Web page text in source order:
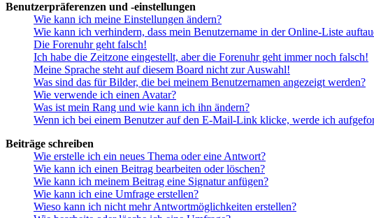
Benutzerpräferenzen und -einstellungen
Wie kann ich meine Einstellungen ändern?
Wie kann ich verhindern, dass mein Benutzername in der Online-Liste
Die Forenuhr geht falsch!
Ich habe die Zeitzone eingestellt, aber die Forenuhr geht immer noch falsch!
Meine Sprache steht auf diesem Board nicht zur Auswahl!
Was sind das für Bilder, die bei meinem Benutzernamen angezeigt werden?
Wie verwende ich einen Avatar?
Was ist mein Rang und wie kann ich ihn ändern?
Wenn ich bei einem Benutzer auf den E-Mail-Link klicke, werde ich
Beiträge schreiben
Wie erstelle ich ein neues Thema oder eine Antwort?
Wie kann ich einen Beitrag bearbeiten oder löschen?
Wie kann ich meinem Beitrag eine Signatur anfügen?
Wie kann ich eine Umfrage erstellen?
Wieso kann ich nicht mehr Antwortmöglichkeiten erstellen?